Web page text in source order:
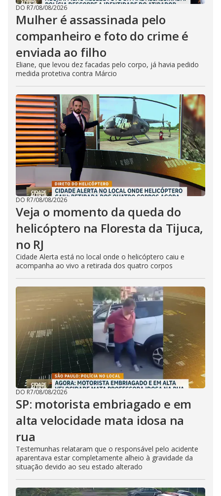
DO R7/08/08/2026
Mulher é assassinada pelo
companheiro e foto do crime é
enviada ao filho
Eliane, que levou dez facadas pelo corpo, já havia pedido
medida protetiva contra Márcio
DO R7/08/08/2026
Veja o momento da queda do
helicóptero na Floresta da Tijuca,
no RJ
Cidade Alerta está no local onde o helicóptero caiu e
acompanha ao vivo a retirada dos quatro corpos
DO R7/08/08/2026
SP: motorista embriagado e em
alta velocidade mata idosa na
rua
Testemunhas relataram que o responsável pelo acidente
aparentava estar completamente alheio à gravidade da
situação devido ao seu estado alterado